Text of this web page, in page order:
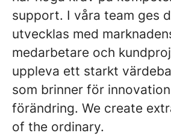
support. I våra team ges
utvecklas med
medarbetare och
uppleva ett starkt
som brinner för
förändring. We create
of the ordinary.